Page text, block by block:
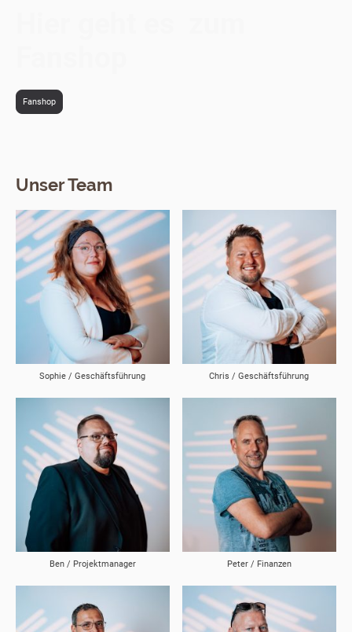
Fanshop
Unser Team
Sophie / Geschäftsführung Chris / Geschäftsführung
Ben / Projektmanager Peter / Finanzen